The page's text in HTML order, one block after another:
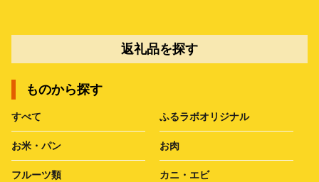
返礼品を探す
ものから探す
すべて ふるラボオリジナル
お米・パン お肉
フルーツ類 カニ・エビ